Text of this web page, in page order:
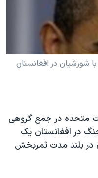
شورشیان در افغانستان
متحده در جمع گروهی
در افغانستان یک
در بلند مدت ثمربخش